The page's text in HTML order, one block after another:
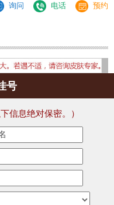
询问
电话 预约
号
信息绝对保密。）